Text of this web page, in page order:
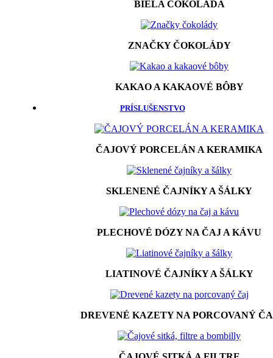
BIELA ČOKOLÁDA
ZNAČKY ČOKOLÁDY
KAKAO A KAKAOVÉ BÔBY
PRÍSLUŠENSTVO
ČAJOVÝ PORCELÁN A KERAMIKA
SKLENENÉ ČAJNÍKY A ŠÁLKY
PLECHOVÉ DÓZY NA ČAJ A KÁVU
LIATINOVÉ ČAJNÍKY A ŠÁLKY
DREVENÉ KAZETY NA PORCOVANÝ